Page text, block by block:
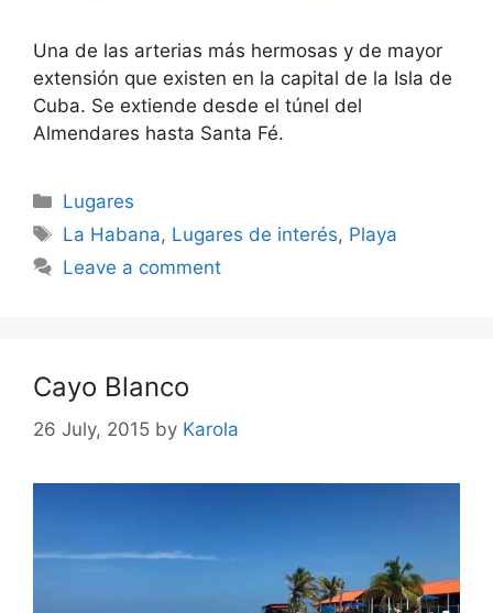
Una de las arterias más hermosas y de mayor
extensión que existen en la capital de la Isla de
Cuba. Se extiende desde el túnel del
Almendares hasta Santa Fé.
Categories
Lugares
Tags
La Habana, Lugares de interés, Playa
Leave a comment
Cayo Blanco
26 July, 2015 by Karola